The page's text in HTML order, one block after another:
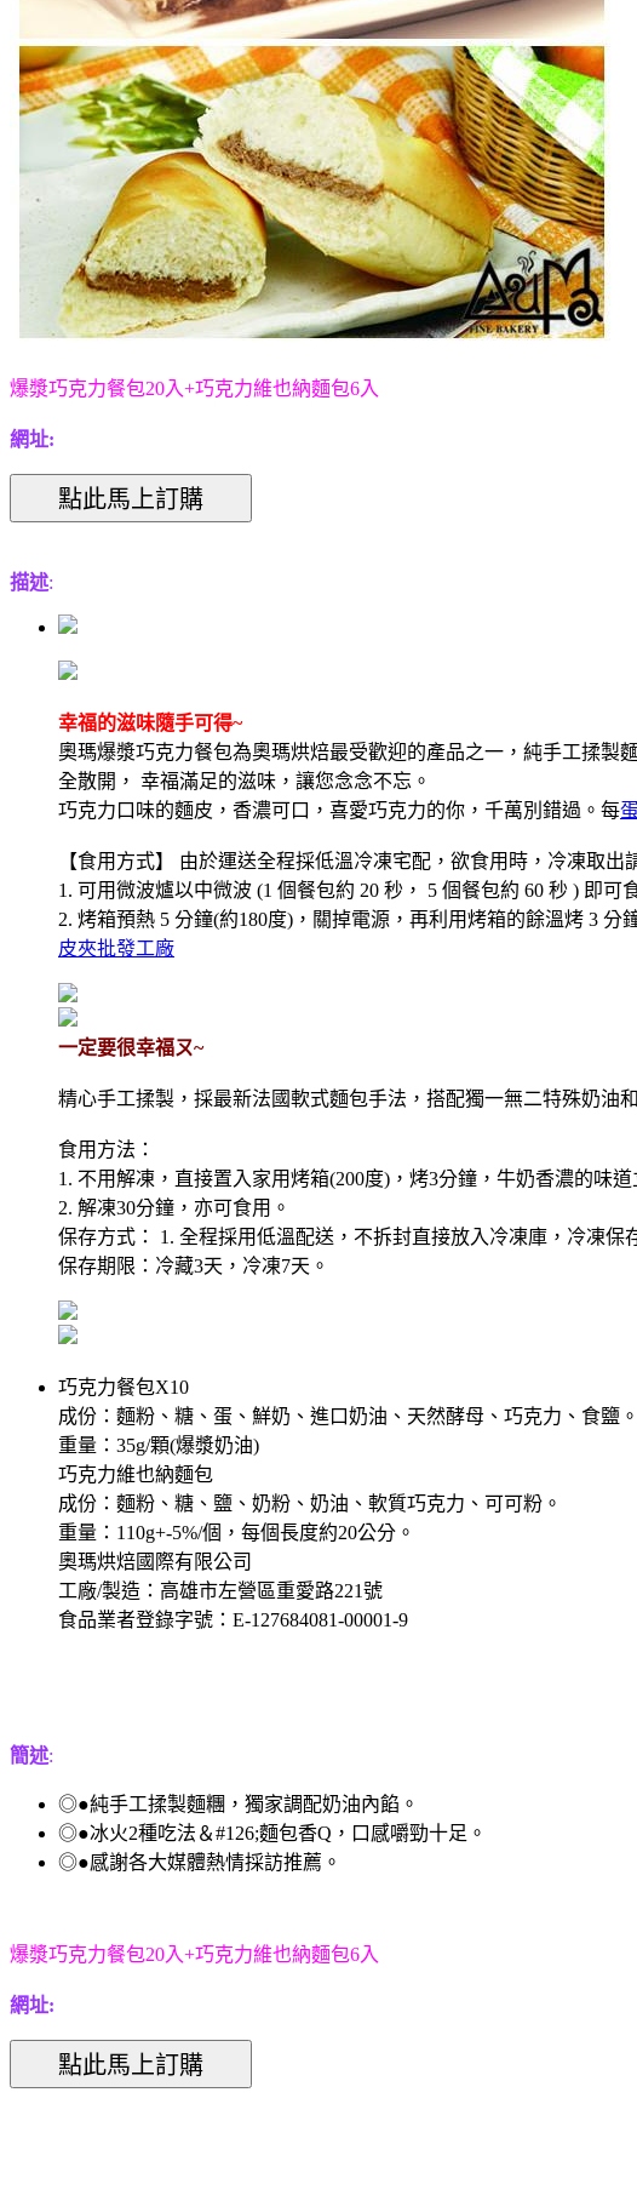
爆漿巧克力餐包20入+巧克力維也納麵包6入
網址:
描述:
幸福的滋味隨手可得~
奧瑪爆漿巧克力餐包為奧瑪烘焙最受歡迎的產品之一，純手工揉製
全散開， 幸福滿足的滋味，讓您念念不忘。
巧克力口味的麵皮，香濃可口，喜愛巧克力的你，千萬別錯過。每
【食用方式】 由於運送全程採低溫冷凍宅配，欲食用時，冷凍取出
1. 可用微波爐以中微波 (1 個餐包約 20 秒， 5 個餐包約 60 秒 ) 即
2. 烤箱預熱 5 分鐘(約180度)，關掉電源，再利用烤箱的餘溫烤 3
皮夾批發工廠
一定要很幸福ㄡ~
精心手工揉製，採最新法國軟式麵包手法，搭配獨一無二特殊奶油
食用方法：
1. 不用解凍，直接置入家用烤箱(200度)，烤3分鐘，牛奶香濃的味
2. 解凍30分鐘，亦可食用。
保存方式： 1. 全程採用低溫配送，不拆封直接放入冷凍庫，冷凍保
保存期限：冷藏3天，冷凍7天。
巧克力餐包X10
成份：麵粉、糖、蛋、鮮奶、進口奶油、天然酵母、巧克力、食鹽。
重量：35g/顆(爆漿奶油)
巧克力維也納麵包
成份：麵粉、糖、鹽、奶粉、奶油、軟質巧克力、可可粉。
重量：110g+-5%/個，每個長度約20公分。
奧瑪烘焙國際有限公司
工廠/製造：高雄市左營區重愛路221號
食品業者登錄字號：E-127684081-00001-9
簡述:
◎●純手工揉製麵糰，獨家調配奶油內餡。
◎●冰火2種吃法＆#126;麵包香Q，口感嚼勁十足。
◎●感謝各大媒體熱情採訪推薦。
爆漿巧克力餐包20入+巧克力維也納麵包6入
網址: